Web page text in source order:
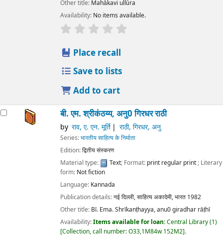
Other title: Mahākavi ullūra
Availability: No items available.
star rating
Place recall
Save to lists
Add to cart
बी. एम. श्रीकंठय्य, अनु0 गिरधर राठी
by राव, ए. एन. मूर्ति राठी, गिरधर, अनु
Series:भारतीय साहित्य के निर्माता
Edition:द्वितीय संस्करण
Material type:
Text; Format: print regular print; Literary
form: Not fiction
Language: Kannada
Publication details:नई दिल्ली,साहित्य अकादेमी, भारत 1982
Other title: Bī. Ema. Shrīkanṭhayya, anu0 giradhar rāṭhī
Availability:Items available for loan:Central Library(1)
Collection, call number:O33,1M84w 152M2 .